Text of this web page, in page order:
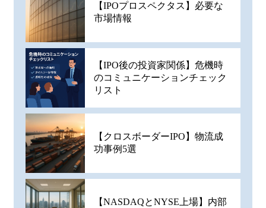
【IPOプロスペクタス】必要な
市場情報
【IPO後の投資家関係】危機時
のコミュニケーションチェック
リスト
【クロスボーダーIPO】物流成
功事例5選
【NASDAQとNYSE上場】内部